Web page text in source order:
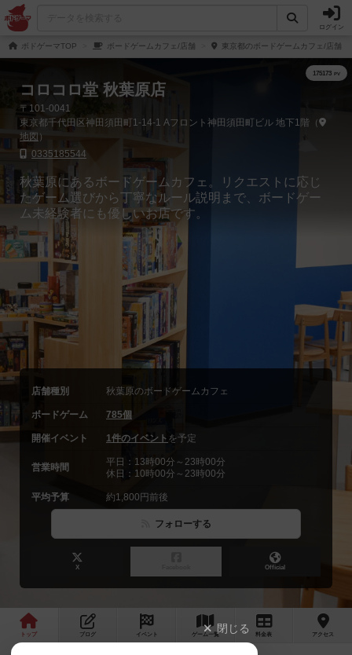
ログイン
ボドゲーマTOP ボードゲームカフェ/店舗 東京都のボードゲームカフェ/店舗
コロコロ堂 秋葉原店
〒101-0041
東京都千代田区神田須田町1-14-1 Aフロント神田須田町ビル 地下1階（
地図 ）
0335185544
秋葉原にあるボードゲームカフェ。リクエストに応じ
たゲーム選びから丁寧なルール説明まで、ボードゲー
ム未経験者にも優しいお店です。
店舗種別 秋葉原のボードゲームカフェ
ボードゲーム 785個
開催イベント 1件のイベント を予定
営業時間
平日：13時00分～23時00分
休日：10時00分～23時00分
平均予算 約1,800円前後
フォローする
X Official
トップ ブログ イベント ゲーム一覧 料金 表 アクセス
閉じる